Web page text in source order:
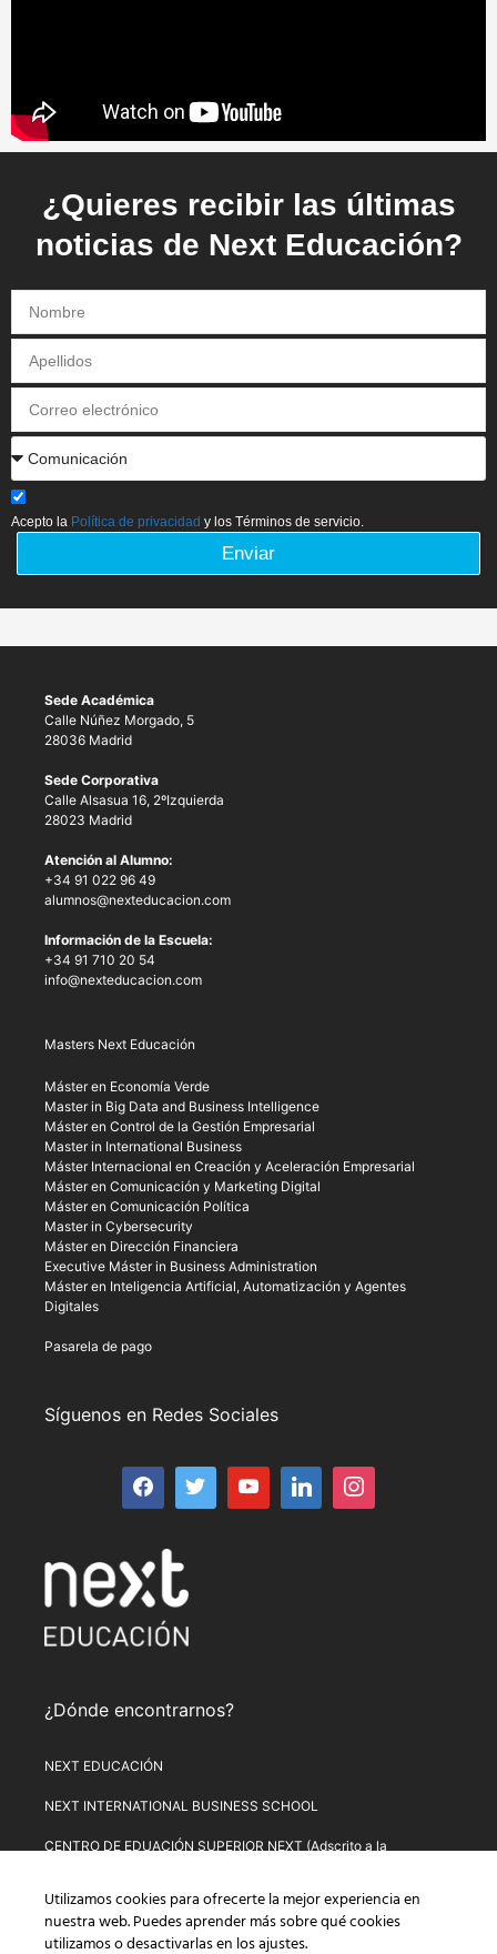
¿Quieres recibir las últimas
noticias de Next Educación?
Acepto la Política de privacidad y los Términos de servicio.
Enviar
Sede Académica
Calle Núñez Morgado, 5
28036 Madrid
Sede Corporativa
Calle Alsasua 16, 2ºIzquierda
28023 Madrid
Atención al Alumno:
+34 91 022 96 49
alumnos@nexteducacion.com
Información de la Escuela:
+34 91 710 20 54
info@nexteducacion.com
Masters Next Educación
Máster en Economía Verde
Master in Big Data and Business Intelligence
Máster en Control de la Gestión Empresarial
Master in International Business
Máster Internacional en Creación y Aceleración Empresarial
Máster en Comunicación y Marketing Digital
Máster en Comunicación Política
Master in Cybersecurity
Máster en Dirección Financiera
Executive Máster in Business Administration
Máster en Inteligencia Artificial, Automatización y Agentes
Digitales
Pasarela de pago
Síguenos en Redes Sociales
¿Dónde encontrarnos?
NEXT EDUCACIÓN
NEXT INTERNATIONAL BUSINESS SCHOOL
CENTRO DE EDUACIÓN SUPERIOR NEXT (Adscrito a la
PLATAFORMA DE FORMACIÓN NEXT
Aviso Legal–Política de Privacidad–Términos y condiciones de
Utilizamos cookies para ofrecerte la mejor experiencia en
nuestra web. Puedes aprender más sobre qué cookies
utilizamos o desactivarlas en losajustes.